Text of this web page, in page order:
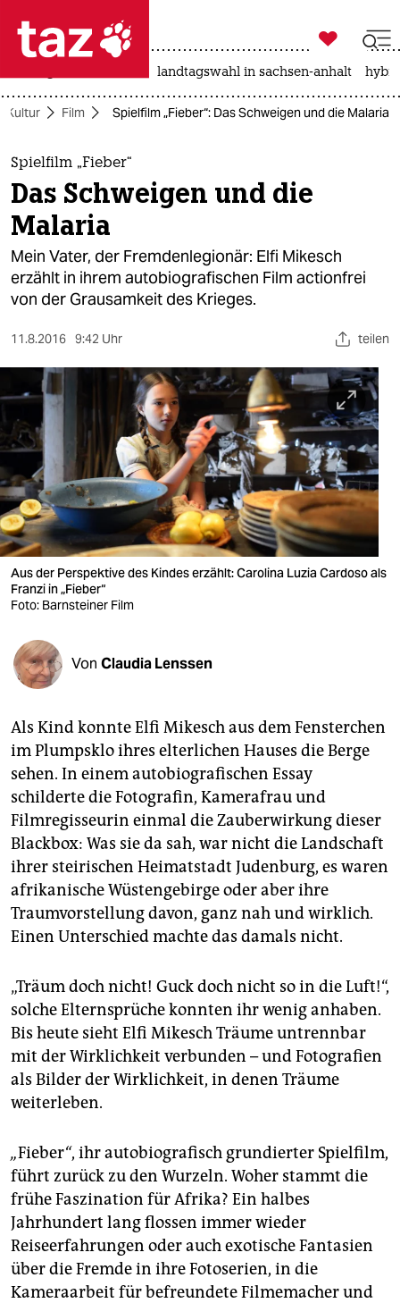
 taz zahl ich
taz zahl ich
themen
politik
öko
gesellschaft
sport
berlin
nord
wahrheit
verlag
verlag
veranstaltungen
fragen & hilfe
abo
genossenschaft
epaper login

taz zahl ich
landtagswahl in sachsen-anhalt
Kultur Film Spielfilm „Fieber“: Das Schweigen und die Malaria
Spielfilm „Fieber“
Das Schweigen und die
Malaria
Mein Vater, der Fremdenlegionär: Elfi Mikesch
erzählt in ihrem autobiografischen Film actionfrei
von der Grausamkeit des Krieges.
11.8.2016 9:42 Uhr teilen
Aus der Perspektive des Kindes erzählt: Carolina Luzia Cardoso als
Franzi in „Fieber“
Foto: Barnsteiner Film
Von Claudia Lenssen
Als Kind konnte Elfi Mikesch aus dem Fensterchen
im Plumpsklo ihres elterlichen Hauses die Berge
sehen. In einem autobiografischen Essay
schilderte die Fotografin, Kamera­frau und
Filmregisseurin einmal die Zauberwirkung dieser
Blackbox: Was sie da sah, war nicht die Landschaft
ihrer steirischen Heimatstadt Judenburg, es waren
afrikanische Wüstengebirge oder aber ihre
Traumvorstellung davon, ganz nah und wirklich.
Einen Unterschied machte das damals nicht.
„Träum doch nicht! Guck doch nicht so in die Luft!“,
solche Elternsprüche konnten ihr wenig anhaben.
Bis heute sieht Elfi Mikesch Träume untrennbar
mit der Wirklichkeit verbunden – und Fotografien
als Bilder der Wirklichkeit, in denen Träume
weiterleben.
„Fieber“, ihr autobiografisch grundierter Spielfilm,
führt zurück zu den Wurzeln. Woher stammt die
frühe Faszination für Afrika? Ein halbes
Jahrhundert lang flossen immer wieder
Reiseerfahrungen oder auch exotische Fantasien
über die Fremde in ihre Fotoserien, in die
Kameraarbeit für befreundete Filmemacher und